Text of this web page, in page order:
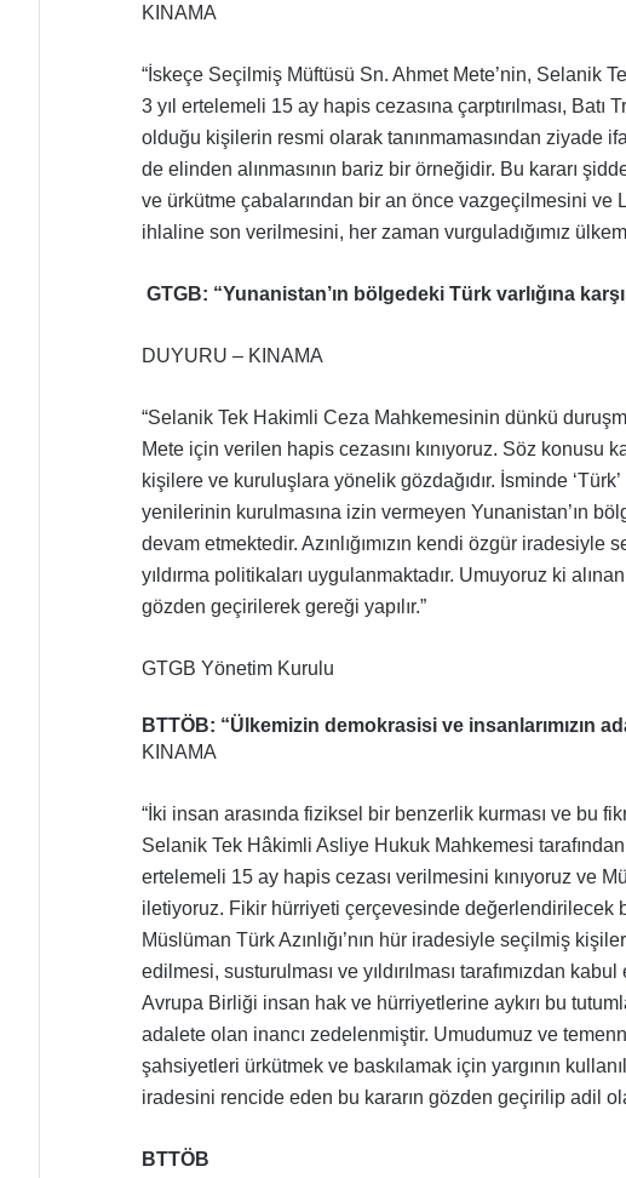
KINAMA
“İskeçe Seçilmiş Müftüsü Sn. Ahmet Mete’nin, Selanik
3 yıl ertelemeli 15 ay hapis cezasına çarptırılması, Batı
olduğu kişilerin resmi olarak tanınmamasından ziyade
de elinden alınmasının bariz bir örneğidir. Bu kararı
ve ürkütme çabalarından bir an önce vazgeçilmesini ve
ihlaline son verilmesini, her zaman vurguladığımız
GTGB: “Yunanistan’ın bölgedeki Türk varlığına
DUYURU – KINAMA
“Selanik Tek Hakimli Ceza Mahkemesinin dünkü
Mete için verilen hapis cezasını kınıyoruz. Söz konusu
kişilere ve kuruluşlara yönelik gözdağıdır. İsminde
yenilerinin kurulmasına izin vermeyen Yunanistan’ın
devam etmektedir. Azınlığımızın kendi özgür
yıldırma politikaları uygulanmaktadır. Umuyoruz ki
gözden geçirilerek gereği yapılır.”
GTGB Yönetim Kurulu
BTTÖB: “Ülkemizin demokrasisi ve insanlarımızın
KINAMA
“İki insan arasında fiziksel bir benzerlik kurması ve bu
Selanik Tek Hâkimli Asliye Hukuk Mahkemesi
ertelemeli 15 ay hapis cezası verilmesini kınıyoruz ve
iletiyoruz. Fikir hürriyeti çerçevesinde değerlendirilecek
Müslüman Türk Azınlığı’nın hür iradesiyle seçilmiş
edilmesi, susturulması ve yıldırılması tarafımızdan
Avrupa Birliği insan hak ve hürriyetlerine aykırı bu
adalete olan inancı zedelenmiştir. Umudumuz ve
şahsiyetleri ürkütmek ve baskılamak için yargının
iradesini rencide eden bu kararın gözden geçirilip adil
BTTÖB